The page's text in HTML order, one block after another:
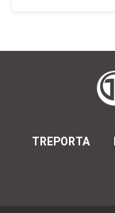
TREPORTA